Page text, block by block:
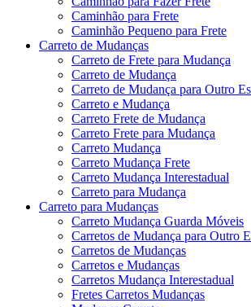
Caminhão para Frete
Caminhão Pequeno para Frete
Carreto de Mudanças
Carreto de Frete para Mudança
Carreto de Mudança
Carreto de Mudança para Outro
Carreto e Mudança
Carreto Frete de Mudança
Carreto Frete para Mudança
Carreto Mudança
Carreto Mudança Frete
Carreto Mudança Interestadual
Carreto para Mudança
Carreto para Mudanças
Carreto Mudança Guarda Móveis
Carretos de Mudança para Outro
Carretos de Mudanças
Carretos e Mudanças
Carretos Mudança Interestadual
Fretes Carretos Mudanças